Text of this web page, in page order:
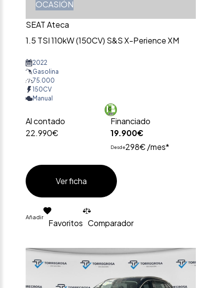
OCASIÓN
SEAT Ateca
1.5 TSI 110kW (150CV) S&S X-Perience XM
2022
Gasolina
75.000
150CV
Manual
Al contado
22.990€
Financiado
19.900€
Desde298€ /mes*
Ver ficha
Añadir
Favoritos Comparador